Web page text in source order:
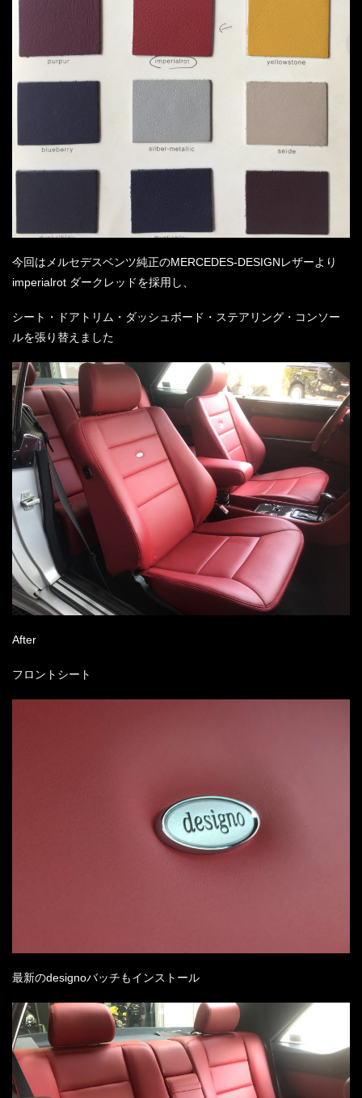
今回はメルセデスベンツ純正のMERCEDES-DESIGNレザーより
imperialrot ダークレッドを採用し、
シート・ドアトリム・ダッシュボード・ステアリング・コンソー
ルを張り替えました
After
フロントシート
最新のdesignoバッチもインストール